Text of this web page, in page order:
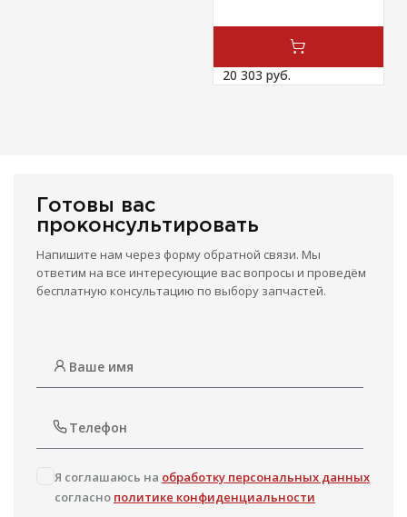
20 303 руб.
Готовы вас
проконсультировать
Напишите нам через форму обратной связи. Мы
ответим на все интересующие вас вопросы и проведём
бесплатную консультацию по выбору запчастей.
Я соглашаюсь на обработку персональных данных
согласно политике конфиденциальности